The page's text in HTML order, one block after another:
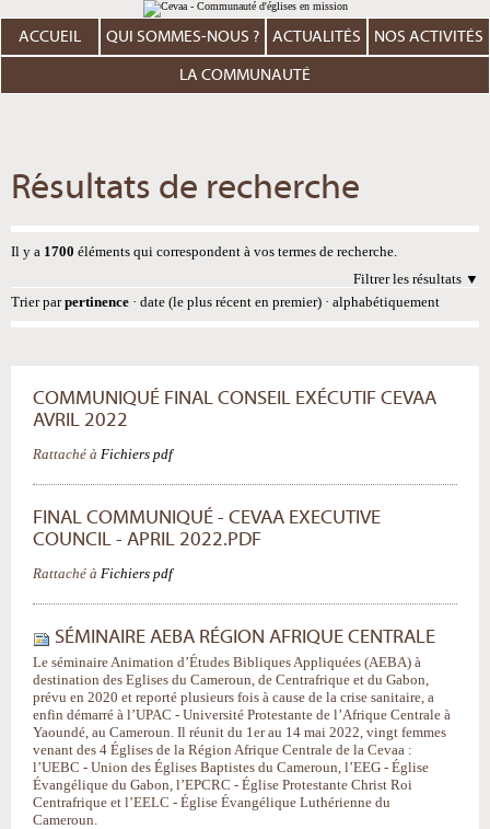
au
contenu.
Aller
personnels
ACCUEIL QUI SOMMES-NOUS ? ACTUALITÉS NOS ACTIVITÉS
LA COMMUNAUTÉ
Résultats de recherche
Il y a 1700 éléments qui correspondent à vos termes de recherche.
Filtrer les résultats
Trier par pertinence · date (le plus récent en premier) · alphabétiquement
COMMUNIQUÉ FINAL CONSEIL EXÉCUTIF CEVAA
AVRIL 2022
Rattaché à Fichiers pdf
FINAL COMMUNIQUÉ - CEVAA EXECUTIVE
COUNCIL - APRIL 2022.PDF
Rattaché à Fichiers pdf
SÉMINAIRE AEBA RÉGION AFRIQUE CENTRALE
Le séminaire Animation d’Études Bibliques Appliquées (AEBA) à
destination des Eglises du Cameroun, de Centrafrique et du Gabon,
prévu en 2020 et reporté plusieurs fois à cause de la crise sanitaire, a
enfin démarré à l’UPAC - Université Protestante de l’Afrique Centrale à
Yaoundé, au Cameroun. Il réunit du 1er au 14 mai 2022, vingt femmes
venant des 4 Églises de la Région Afrique Centrale de la Cevaa :
l’UEBC - Union des Églises Baptistes du Cameroun, l’EEG - Église
Évangélique du Gabon, l’EPCRC - Église Protestante Christ Roi
Centrafrique et l’EELC - Église Évangélique Luthérienne du
Cameroun.